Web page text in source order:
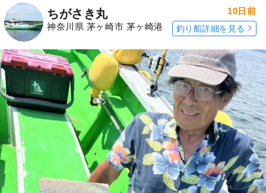
ちがさき丸
神奈川県 茅ヶ崎市 茅ヶ崎港
10日前
釣り船詳細を見る